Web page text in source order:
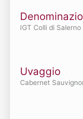
IGT Colli di Salerno
Uvaggio
Cabernet